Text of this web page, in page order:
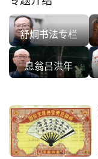
专题介绍
舒炯书法专栏